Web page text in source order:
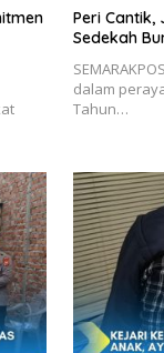
Peri Cantik,
Sedekah
dalam
Tahun…